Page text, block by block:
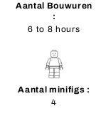
Aantal Bouwuren
:
6 to 8 hours
Aantal minifigs :
4